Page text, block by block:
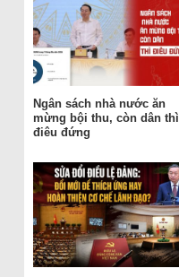
Ngân sách nhà nước ăn
mừng bội thu, còn dân thì
điêu đứng